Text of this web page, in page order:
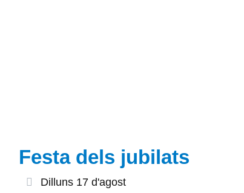
Festa dels jubilats
Dilluns 17 d'agost